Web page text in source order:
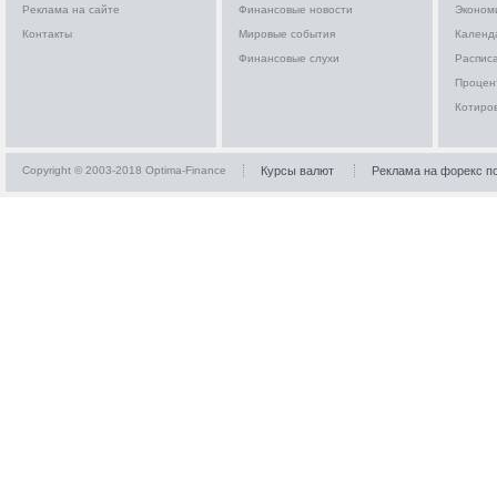
Реклама на сайте
Контакты
Финансовые новости
Мировые события
Финансовые слухи
Copyright © 2003-2018 Optima-Finance Курсы валют Реклама на форекс